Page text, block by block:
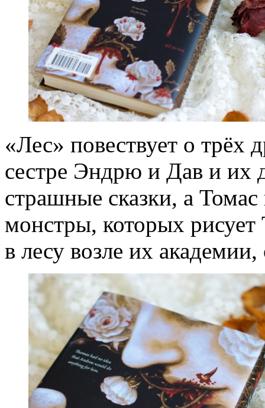
«Лес» повествует о трёх
сестре Эндрю и Дав и их
страшные сказки, а
монстры, которых
в лесу возле их